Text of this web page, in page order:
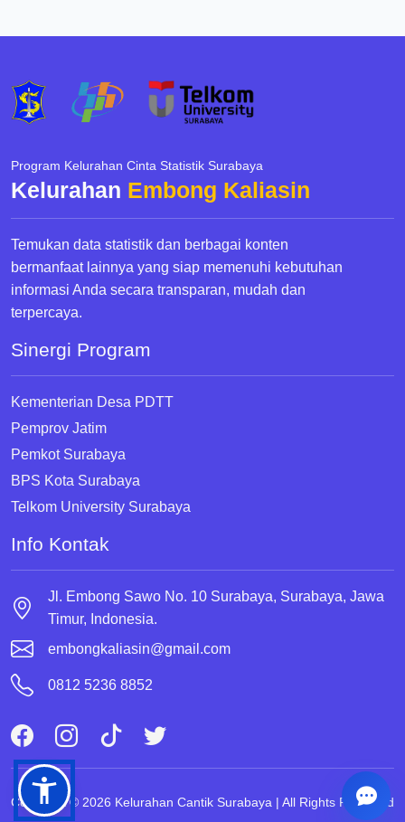
Program Kelurahan Cinta Statistik Surabaya
Kelurahan Embong Kaliasin
Temukan data statistik dan berbagai konten
bermanfaat lainnya yang siap memenuhi kebutuhan
informasi Anda secara transparan, mudah dan
terpercaya.
Sinergi Program
Kementerian Desa PDTT
Pemprov Jatim
Pemkot Surabaya
BPS Kota Surabaya
Telkom University Surabaya
Info Kontak
Jl. Embong Sawo No. 10 Surabaya, Surabaya, Jawa
Timur, Indonesia.
embongkaliasin@gmail.com
0812 5236 8852
Copyright © 2026 Kelurahan Cantik Surabaya | All Rights Reserved